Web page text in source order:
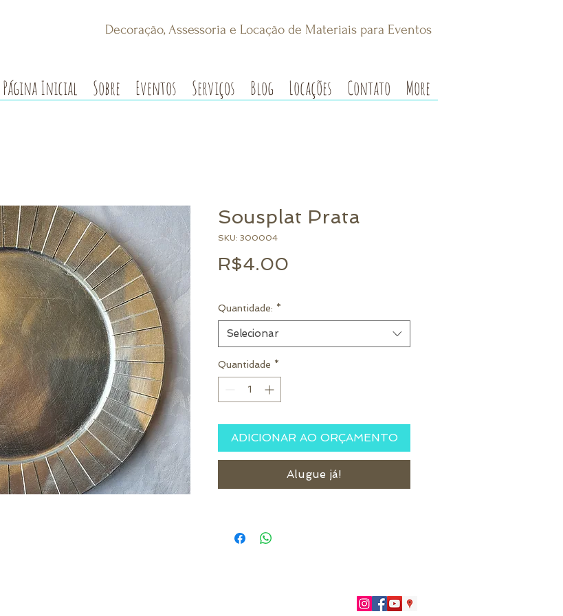
Decoração, Assessoria e Locação de Materiais para Eventos
Página Inicial Sobre Eventos Serviços Blog Locações Contato More
Sousplat Prata
SKU: 300004
R$4.00
Quantidade: *
Selecionar
Quantidade *
ADICIONAR AO ORÇAMENTO
Alugue já!